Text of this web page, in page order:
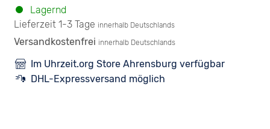
Lagernd
Lieferzeit 1-3 Tage innerhalb Deutschlands
Versandkostenfrei innerhalb Deutschlands
Im Uhrzeit.org Store Ahrensburg verfügbar
DHL-Expressversand möglich